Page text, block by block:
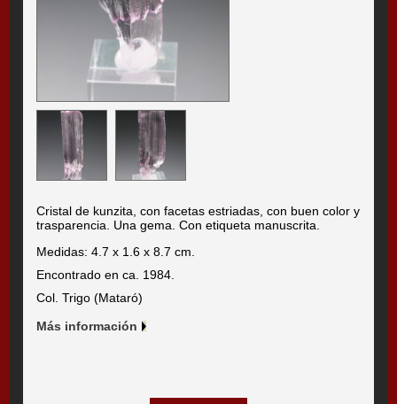
Cristal de kunzita, con facetas estriadas, con buen color y
trasparencia. Una gema. Con etiqueta manuscrita.
Medidas: 4.7 x 1.6 x 8.7 cm.
Encontrado en ca. 1984.
Col. Trigo (Mataró)
Más información